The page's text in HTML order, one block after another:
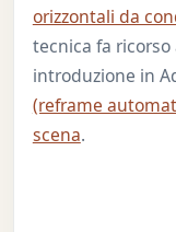
orizzontali da
tecnica fa
introduzione in
(reframe
scena.